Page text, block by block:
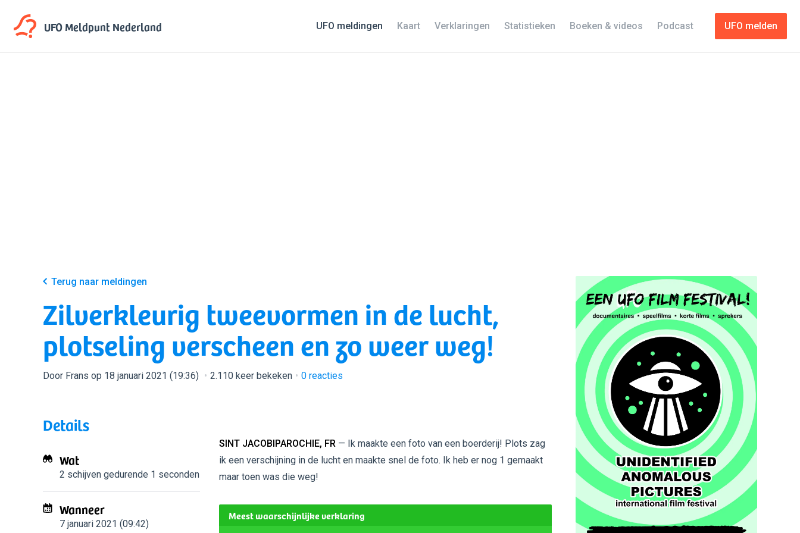
UFO MeldpuntNederland UFO melden
UFO meldingen Kaart Verklaringen Statistieken Boeken & videos Podcast
Terug naar meldingen
Zilverkleurig tweevormen in de lucht,
plotseling verscheen en zo weer weg!
Door Frans op 18 januari 2021 (19:36) 2.110 keer bekeken 0 reacties
Details
Wat
2 schijven gedurende 1 seconden
Wanneer
7 januari 2021 (09:42)
SINT JACOBIPAROCHIE, FR— Ik maakte een foto van een boerderij! Plots zag
ik een verschijning in de lucht en maakte snel de foto. Ik heb er nog 1 gemaakt
maar toen was die weg!
Meest waarschijnlijke verklaring